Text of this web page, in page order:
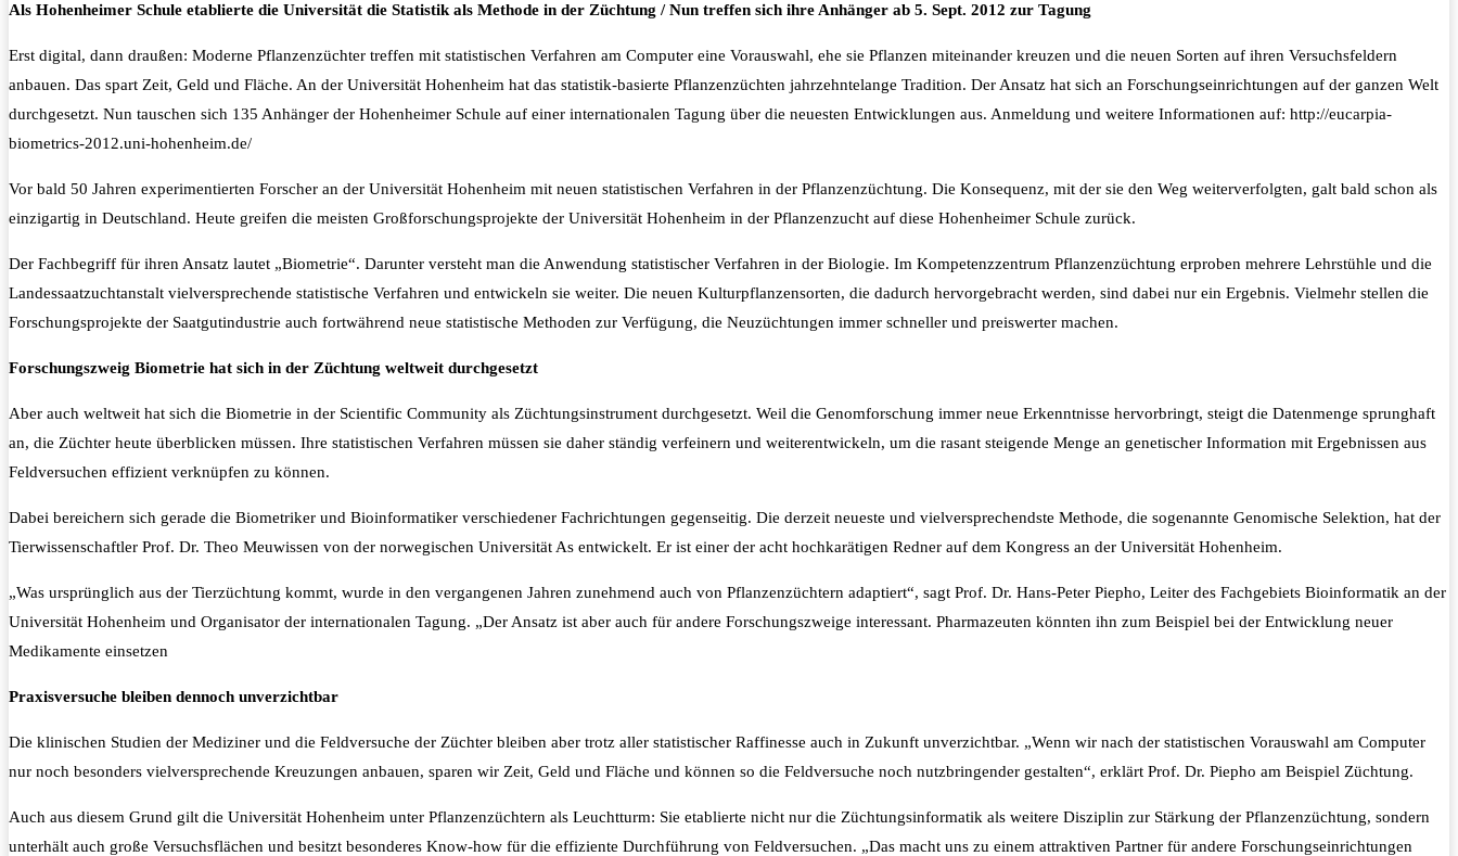
Als Hohenheimer Schule etablierte die Universität die Statistik als Methode in der Züchtung / Nun treffen sich ihre Anhänger ab 5. Sept. 2012 zur Tagung
Erst digital, dann draußen: Moderne Pflanzenzüchter treffen mit statistischen Verfahren am Computer eine Vorauswahl, ehe sie Pflanzen miteinander kreuzen und die neuen Sorten auf ihren Versuchsfeldern
anbauen. Das spart Zeit, Geld und Fläche. An der Universität Hohenheim hat das statistik-basierte Pflanzenzüchten jahrzehntelange Tradition. Der Ansatz hat sich an Forschungseinrichtungen auf der ganzen Welt
durchgesetzt. Nun tauschen sich 135 Anhänger der Hohenheimer Schule auf einer internationalen Tagung über die neuesten Entwicklungen aus. Anmeldung und weitere Informationen auf: http://eucarpia-
biometrics-2012.uni-hohenheim.de/
Vor bald 50 Jahren experimentierten Forscher an der Universität Hohenheim mit neuen statistischen Verfahren in der Pflanzenzüchtung. Die Konsequenz, mit der sie den Weg weiterverfolgten, galt bald schon als
einzigartig in Deutschland. Heute greifen die meisten Großforschungsprojekte der Universität Hohenheim in der Pflanzenzucht auf diese Hohenheimer Schule zurück.
Der Fachbegriff für ihren Ansatz lautet „Biometrie“. Darunter versteht man die Anwendung statistischer Verfahren in der Biologie. Im Kompetenzzentrum Pflanzenzüchtung erproben mehrere Lehrstühle und die
Landessaatzuchtanstalt vielversprechende statistische Verfahren und entwickeln sie weiter. Die neuen Kulturpflanzensorten, die dadurch hervorgebracht werden, sind dabei nur ein Ergebnis. Vielmehr stellen die
Forschungsprojekte der Saatgutindustrie auch fortwährend neue statistische Methoden zur Verfügung, die Neuzüchtungen immer schneller und preiswerter machen.
Forschungszweig Biometrie hat sich in der Züchtung weltweit durchgesetzt
Aber auch weltweit hat sich die Biometrie in der Scientific Community als Züchtungsinstrument durchgesetzt. Weil die Genomforschung immer neue Erkenntnisse hervorbringt, steigt die Datenmenge sprunghaft
an, die Züchter heute überblicken müssen. Ihre statistischen Verfahren müssen sie daher ständig verfeinern und weiterentwickeln, um die rasant steigende Menge an genetischer Information mit Ergebnissen aus
Feldversuchen effizient verknüpfen zu können.
Dabei bereichern sich gerade die Biometriker und Bioinformatiker verschiedener Fachrichtungen gegenseitig. Die derzeit neueste und vielversprechendste Methode, die sogenannte Genomische Selektion, hat der
Tierwissenschaftler Prof. Dr. Theo Meuwissen von der norwegischen Universität As entwickelt. Er ist einer der acht hochkarätigen Redner auf dem Kongress an der Universität Hohenheim.
„Was ursprünglich aus der Tierzüchtung kommt, wurde in den vergangenen Jahren zunehmend auch von Pflanzenzüchtern adaptiert“, sagt Prof. Dr. Hans-Peter Piepho, Leiter des Fachgebiets Bioinformatik an der
Universität Hohenheim und Organisator der internationalen Tagung. „Der Ansatz ist aber auch für andere Forschungszweige interessant. Pharmazeuten könnten ihn zum Beispiel bei der Entwicklung neuer
Medikamente einsetzen
Praxisversuche bleiben dennoch unverzichtbar
Die klinischen Studien der Mediziner und die Feldversuche der Züchter bleiben aber trotz aller statistischer Raffinesse auch in Zukunft unverzichtbar. „Wenn wir nach der statistischen Vorauswahl am Computer
nur noch besonders vielversprechende Kreuzungen anbauen, sparen wir Zeit, Geld und Fläche und können so die Feldversuche noch nutzbringender gestalten“, erklärt Prof. Dr. Piepho am Beispiel Züchtung.
Auch aus diesem Grund gilt die Universität Hohenheim unter Pflanzenzüchtern als Leuchtturm: Sie etablierte nicht nur die Züchtungsinformatik als weitere Disziplin zur Stärkung der Pflanzenzüchtung, sondern
unterhält auch große Versuchsflächen und besitzt besonderes Know-how für die effiziente Durchführung von Feldversuchen. „Das macht uns zu einem attraktiven Partner für andere Forschungseinrichtungen